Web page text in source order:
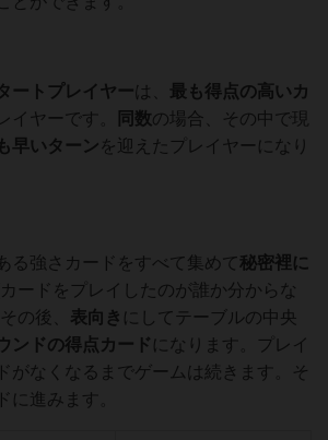
ートプレイヤーは、
最も得点の高いカ
イヤーです。 同数の場合、その中で現
早いターン を迎えたプレイヤーになり
る強さカードをすべて集めて秘密裡に
ードをプレイしたのが誰か分からな
の後、 表向き にしてテーブルの中央
ンドの得点カード になります。プレイ
がなくなるまでゲームは続きます。そ
に進みます。